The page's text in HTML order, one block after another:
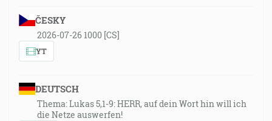
ČESKY
2026-07-26 1000 [CS]
YT
DEUTSCH
Thema: Lukas 5,1-9: HERR, auf dein Wort hin will ich
die Netze auswerfen!